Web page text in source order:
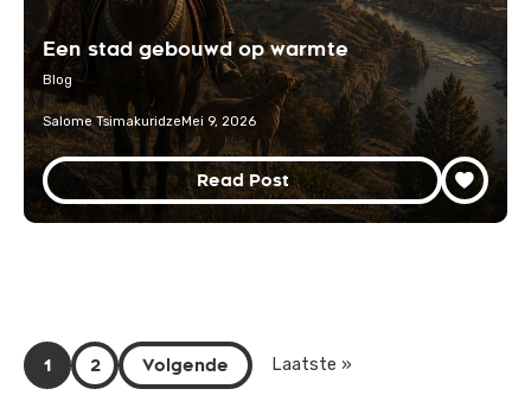
Een stad gebouwd op warmte
Blog
Salome TsimakuridzeMei 9, 2026
Read Post
1 2 Volgende Laatste »